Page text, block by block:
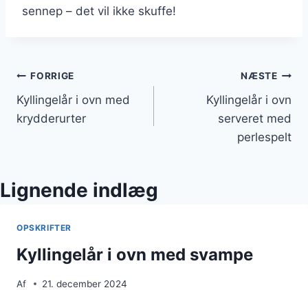
sennep – det vil ikke skuffe!
Indlægsnavigation
FORRIGE
Kyllingelår i ovn med
krydderurter
NÆSTE
Kyllingelår i ovn
serveret med
perlespelt
Lignende indlæg
OPSKRIFTER
Kyllingelår i ovn med svampe
Af 21. december 2024